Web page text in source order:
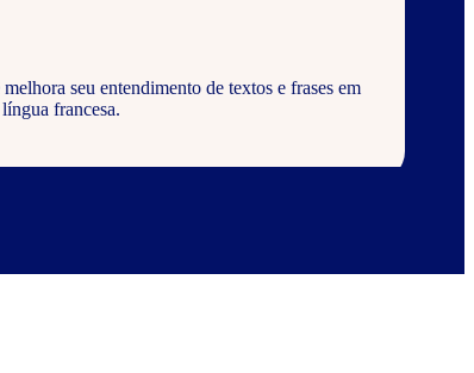
seu entendimento de textos e frases em
francesa.